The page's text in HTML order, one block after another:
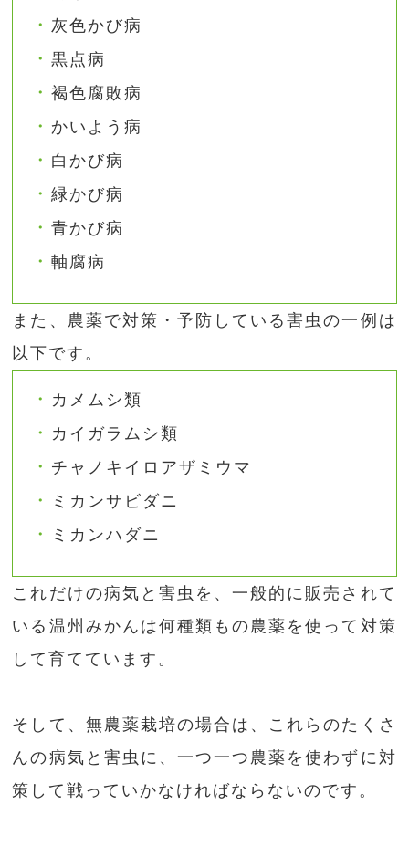
灰色かび病
黒点病
褐色腐敗病
かいよう病
白かび病
緑かび病
青かび病
軸腐病
また、農薬で対策・予防している害虫の一例は
以下です。
カメムシ類
カイガラムシ類
チャノキイロアザミウマ
ミカンサビダニ
ミカンハダニ
これだけの病気と害虫を、一般的に販売されて
いる温州みかんは何種類もの農薬を使って対策
して育てています。
そして、無農薬栽培の場合は、これらのたくさ
んの病気と害虫に、一つ一つ農薬を使わずに対
策して戦っていかなければならないのです。